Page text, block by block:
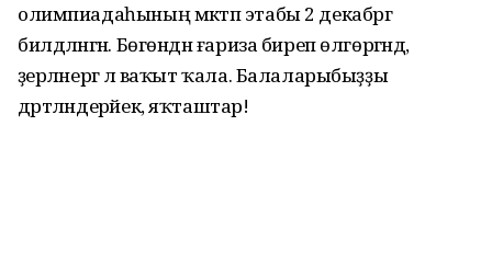
олимпиадаһының мәктәп этабы 2 декабргә
билдәләнгән. Бөгөндән ғариза биреп өлгөргәндә,
әҙерләнергә лә ваҡыт ҡала. Балаларыбыҙҙы
дәртләндерәйек, яҡташтар!